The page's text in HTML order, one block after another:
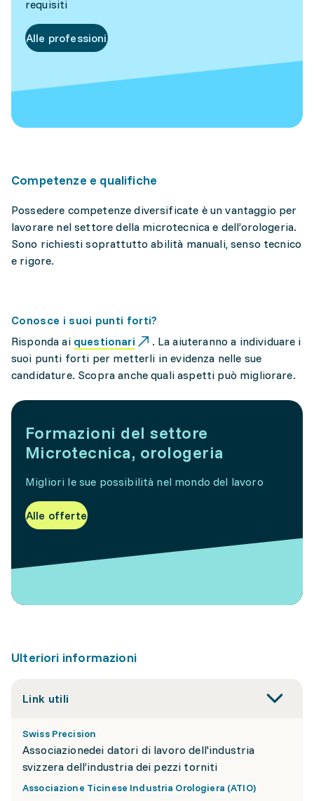
requisiti
Alle professioni
Competenze e qualifiche
Possedere competenze diversificate è un vantaggio per
lavorare nel settore della microtecnica e dell’orologeria.
Sono richiesti soprattutto abilità manuali, senso tecnico
e rigore.
Conosce i suoi punti forti?
Risponda ai questionari
. La aiuteranno a individuare i
suoi punti forti per metterli in evidenza nelle sue
candidature. Scopra anche quali aspetti può migliorare.
Formazioni del settore
Microtecnica, orologeria
Migliori le sue possibilità nel mondo del lavoro
Alle offerte
Ulteriori informazioni
Link utili
Swiss Precision
Associazionedei datori di lavoro dell'industria
svizzera dell’industria dei pezzi torniti
Associazione Ticinese Industria Orologiera (ATIO)